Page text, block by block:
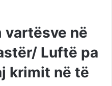
në
Luftë pa
krimit në të